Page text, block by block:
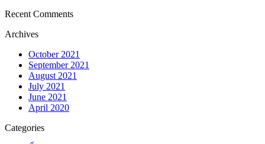
Recent Comments
Archives
October 2021
September 2021
August 2021
July 2021
June 2021
April 2020
Categories